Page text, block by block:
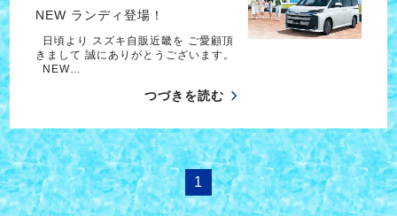
NEW ランディ登場！
日頃より スズキ自販近畿を ご愛顧頂
きまして 誠にありがとうございます。
NEW…
つづきを読む
1